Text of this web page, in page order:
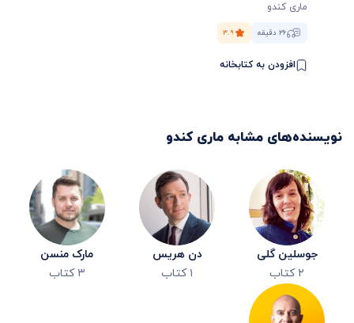
ماری کندو
۲۶ دقیقه ۳.۹
افزودن به کتابخانه
نویسنده‌های مشابه ماری کندو
جوسلین گلی
۲ کتاب
دن هریس
۱ کتاب
مارک منسن
۳ کتاب